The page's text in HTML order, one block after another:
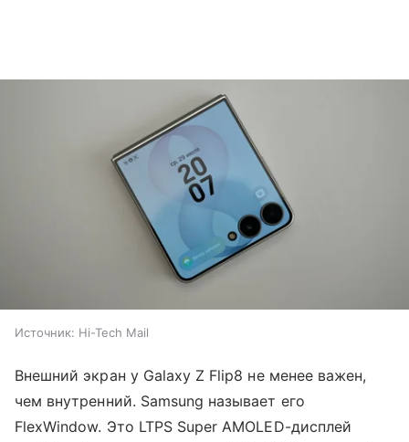
Источник: Hi-Tech Mail
Внешний экран у Galaxy Z Flip8 не менее важен,
чем внутренний. Samsung называет его
FlexWindow. Это LTPS Super AMOLED-дисплей